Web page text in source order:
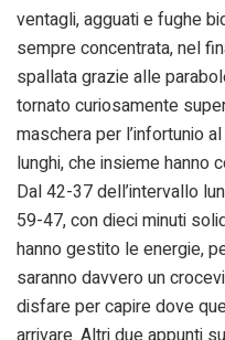
ventagli, agguati e fughe
sempre concentrata, nel
spallata grazie alle
tornato curiosamente
maschera per l’infortunio
lunghi, che insieme hanno
Dal 42-37 dell’intervallo
59-47, con dieci minuti
hanno gestito le energie,
saranno davvero un
disfare per capire dove